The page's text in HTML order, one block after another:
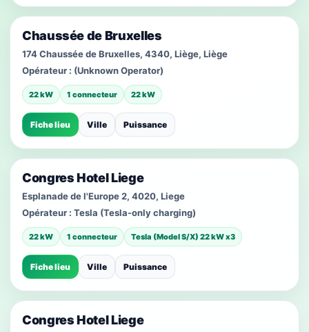
Chaussée de Bruxelles
174 Chaussée de Bruxelles, 4340, Liège, Liège
Opérateur : (Unknown Operator)
22 kW 1 connecteur 22 kW
Fiche lieu Ville Puissance
Congres Hotel Liege
Esplanade de l'Europe 2, 4020, Liege
Opérateur : Tesla (Tesla-only charging)
22 kW 1 connecteur Tesla (Model S/X) 22 kW x3
Fiche lieu Ville Puissance
Congres Hotel Liege